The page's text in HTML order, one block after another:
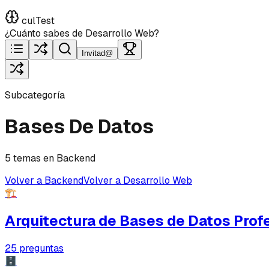
culTest
¿Cuánto sabes de Desarrollo Web?
Invitad@
Subcategoría
Bases De Datos
5 temas en Backend
Volver a BackendVolver a Desarrollo Web
🏗️
Arquitectura de Bases de Datos
25 preguntas
🗄️